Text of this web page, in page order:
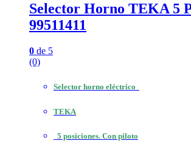
Selector Horno TEKA 5
99511411
0 de 5
(0)
Selector horno eléctrico
TEKA
5 posiciones. Con piloto